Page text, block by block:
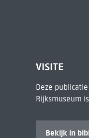
VISITE
Deze
Rijksmuseum
Bekijk in